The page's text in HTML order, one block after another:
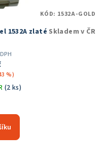
1532A zlaté Skladem v ČR
%)
(2 ks)
KÓD: 1532A-GOLD